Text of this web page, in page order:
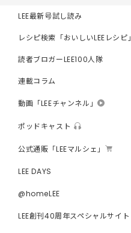
LEE最新号試し読み
レシピ検索「おいしいLEEレシピ」
読者ブロガーLEE100人隊
連載コラム
動画「LEEチャンネル」
ポッドキャスト
公式通販「LEEマルシェ」
LEE DAYS
@homeLEE
LEE創刊40周年スペシャルサイト